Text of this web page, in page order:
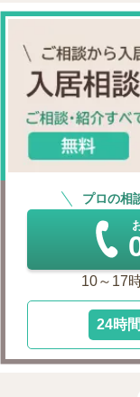
プロの相
10～17
24時